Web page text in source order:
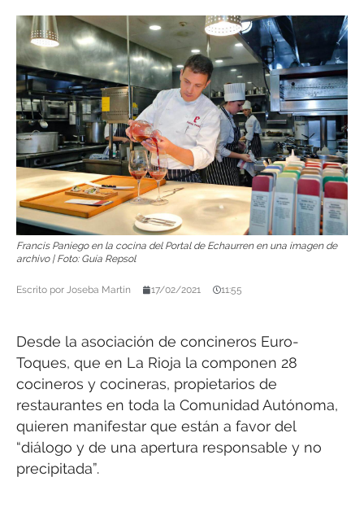
Francis Paniego en la cocina del Portal de Echaurren en una imagen de
archivo | Foto: Guía Repsol
Escrito por Joseba Martín 17/02/2021 11:55
Desde la asociación de concineros Euro-
Toques, que en La Rioja la componen 28
cocineros y cocineras, propietarios de
restaurantes en toda la Comunidad Autónoma,
quieren manifestar que están a favor del
“diálogo y de una apertura responsable y no
precipitada”.